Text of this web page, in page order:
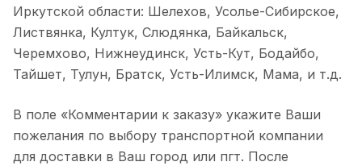
Иркутской области: Шелехов, Усолье-Сибирское,
Листвянка, Култук, Слюдянка, Байкальск,
Черемхово, Нижнеудинск, Усть-Кут, Бодайбо,
Тайшет, Тулун, Братск, Усть-Илимск, Мама, и т.д.
В поле «Комментарии к заказу» укажите Ваши
пожелания по выбору транспортной компании
для доставки в Ваш город или пгт. После